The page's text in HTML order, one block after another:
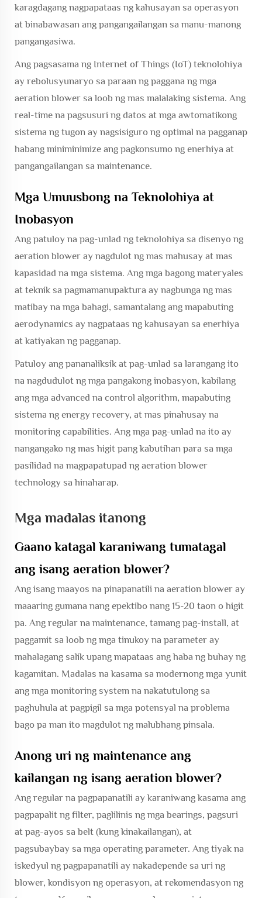
karagdagang nagpapataas ng kahusayan sa operasyon
at binabawasan ang pangangailangan sa manu-manong
pangangasiwa.
Ang pagsasama ng Internet of Things (IoT) teknolohiya
ay rebolusyunaryo sa paraan ng paggana ng mga
aeration blower sa loob ng mas malalaking sistema. Ang
real-time na pagsusuri ng datos at mga awtomatikong
sistema ng tugon ay nagsisiguro ng optimal na pagganap
habang miniminimize ang pagkonsumo ng enerhiya at
pangangailangan sa maintenance.
Mga Umuusbong na Teknolohiya at
Inobasyon
Ang patuloy na pag-unlad ng teknolohiya sa disenyo ng
aeration blower ay nagdulot ng mas mahusay at mas
kapasidad na mga sistema. Ang mga bagong materyales
at teknik sa pagmamanupaktura ay nagbunga ng mas
matibay na mga bahagi, samantalang ang mapabuting
aerodynamics ay nagpataas ng kahusayan sa enerhiya
at katiyakan ng pagganap.
Patuloy ang pananaliksik at pag-unlad sa larangang ito
na nagdudulot ng mga pangakong inobasyon, kabilang
ang mga advanced na control algorithm, mapabuting
sistema ng energy recovery, at mas pinahusay na
monitoring capabilities. Ang mga pag-unlad na ito ay
nangangako ng mas higit pang kabutihan para sa mga
pasilidad na magpapatupad ng aeration blower
technology sa hinaharap.
Mga madalas itanong
Gaano katagal karaniwang tumatagal
ang isang aeration blower?
Ang isang maayos na pinapanatili na aeration blower ay
maaaring gumana nang epektibo nang 15-20 taon o higit
pa. Ang regular na maintenance, tamang pag-install, at
paggamit sa loob ng mga tinukoy na parameter ay
mahalagang salik upang mapataas ang haba ng buhay ng
kagamitan. Madalas na kasama sa modernong mga yunit
ang mga monitoring system na nakatutulong sa
paghuhula at pagpigil sa mga potensyal na problema
bago pa man ito magdulot ng malubhang pinsala.
Anong uri ng maintenance ang
kailangan ng isang aeration blower?
Ang regular na pagpapanatili ay karaniwang kasama ang
pagpapalit ng filter, paglilinis ng mga bearings, pagsuri
at pag-ayos sa belt (kung kinakailangan), at
pagsubaybay sa mga operating parameter. Ang tiyak na
iskedyul ng pagpapanatili ay nakadepende sa uri ng
blower, kondisyon ng operasyon, at rekomendasyon ng